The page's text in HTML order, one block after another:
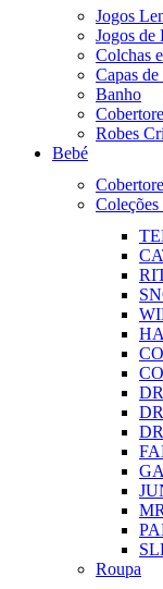
Jogos
Jogos de
Colchas
Capas
Banho
Robes
Bebé
Roupa